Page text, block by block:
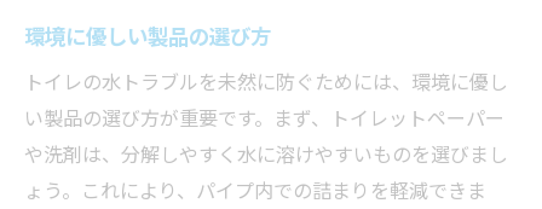
環境に優しい製品の選び方
トイレの水トラブルを未然に防ぐためには、環境に優し
い製品の選び方が重要です。まず、トイレットペーパー
や洗剤は、分解しやすく水に溶けやすいものを選びまし
ょう。これにより、パイプ内での詰まりを軽減できま